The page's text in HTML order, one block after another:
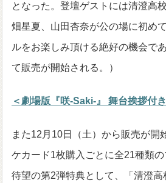
となった。登壇ゲストには清澄高
畑星夏、山田杏奈が公の場に初め
ルをお楽しみ頂ける絶好の機会で
て販売が開始される。）
＜劇場版『咲-Saki-』 舞台挨拶付
また12月10日（土）から販売が開
ケカード1枚購入ごとに全21種類
待望の第2弾特典として、「清澄